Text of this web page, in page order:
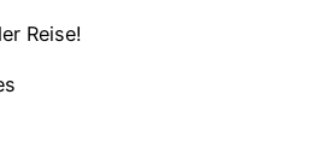
Reise!